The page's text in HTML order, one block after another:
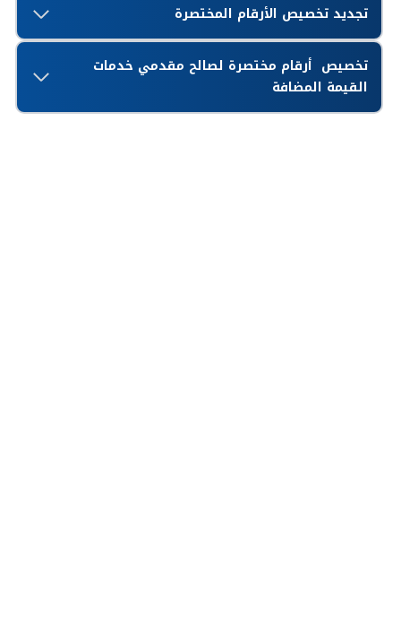
تجديد تخصيص الأرقام المختصرة
تخصيص أرقام مختصرة لصالح مقدمي خدمات
القيمة المضافة